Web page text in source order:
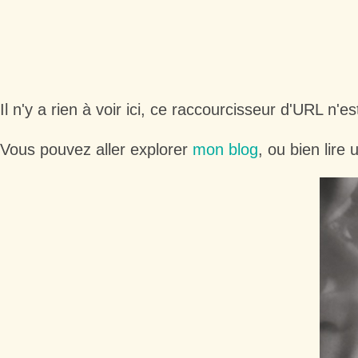
Il n'y a rien à voir ici, ce raccourcisseur d'URL
Vous pouvez aller explorer mon blog, ou bien lire